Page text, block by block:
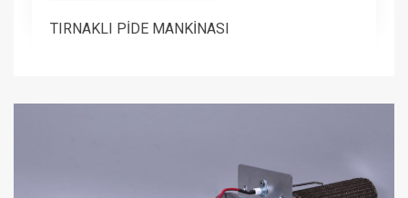
TIRNAKLI PİDE MANKİNASI